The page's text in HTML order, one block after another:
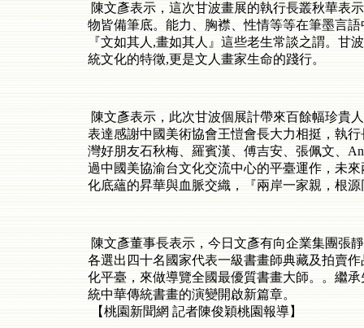
陳文彥表示，這次甘波畫展的執行長叢秋華表
物皆備筆底。能力、胸襟、性情等等在筆墨言
『文如其人,畫如其人』這些老生常談之謂。甘
統文化的特徵,更是文人畫家生命的踐行。
陳文彥表示，此次甘波個展計帶來百餘幅珍貴
表達感謝中國美術協會王愷會長大力相挺，執
灣好朋友石秋梅、羅賓漢、傅吉安、張佩文、
過中國美協渝台文化交流中心的平臺運作，未
化底蘊的昇華與血脈交織，『兩岸一家親，根源
陳文彥董事長表示，今日文彥有向企業集團張
各選出四十名國家代表一級書畫師典藏及拍賣
化平臺，來做導覽全國最優質書畫大師。。繼
統中華傳統書畫的演變開啟新篇章。
【桃園新聞網 記者陳俊穎桃園報導】